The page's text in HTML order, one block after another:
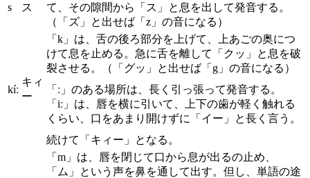
s ス
て、その隙間から「ス」と息を出して発音する。
（「ズ」と出せば「z」の音になる）
kíː
キィ
ー
「k」は、舌の後ろ部分を上げて、上あごの奥につ
けて息を止める。急に舌を離して「クッ」と息を破
裂させる。（「グッ」と出せば「g」の音になる）
「ː」のある場所は、長く引っ張って発音する。
「iː」は、唇を横に引いて、上下の歯が軽く触れる
くらい、口をあまり開けずに「イー」と長く言う。
続けて「キィー」となる。
「m」は、唇を閉じて口から息が出るの止め、
「ム」という声を鼻を通して出す。但し、単語の途